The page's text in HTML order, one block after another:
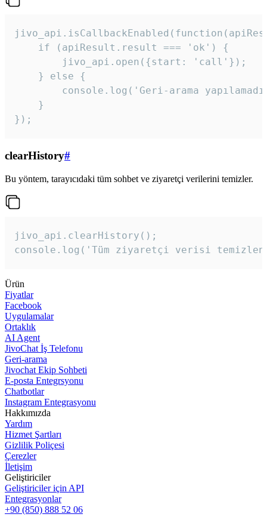
    if (apiResult.result === 'ok') {
        jivo_api.open({start: 'call'});
    } else {
console.log('Geri-arama
    }
});
clearHistory#
Bu yöntem, tarayıcıdaki tüm sohbet ve ziyaretçi verilerini temizler.
jivo_api.clearHistory();
console.log('Tüm ziyaretçi verisi
Ürün
Fiyatlar
Facebook
Uygulamalar
Ortaklık
AI Agent
JivoChat İş Telefonu
Geri-arama
Jivochat Ekip Sohbeti
E-posta Entegrsyonu
Chatbotlar
Instagram Entegrasyonu
Hakkımızda
Yardım
Hizmet Şartları
Gizlilik Poliçesi
Çerezler
İletişim
Geliştiriciler
Geliştiriciler için API
Entegrasyonlar
+90 (850) 888 52 06